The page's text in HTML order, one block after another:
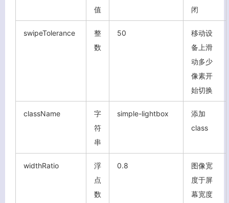
值
闭
swipeTolerance
整
数
50
移动设
备上滑
动多少
像素开
始切换
className
字
符
串
simple-lightbox
添加
class
widthRatio
浮
点
数
0.8
图像宽
度于屏
幕宽度
关闭弹窗